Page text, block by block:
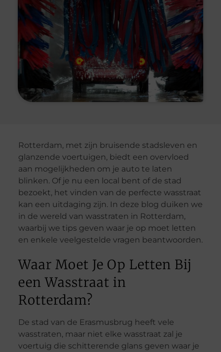
Rotterdam, met zijn bruisende stadsleven en
glanzende voertuigen, biedt een overvloed
aan mogelijkheden om je auto te laten
blinken. Of je nu een local bent of de stad
bezoekt, het vinden van de perfecte wasstraat
kan een uitdaging zijn. In deze blog duiken we
in de wereld van wasstraten in Rotterdam,
waarbij we tips geven waar je op moet letten
en enkele veelgestelde vragen beantwoorden.
Waar Moet Je Op Letten Bij
een Wasstraat in
Rotterdam?
De stad van de Erasmusbrug heeft vele
wasstraten, maar niet elke wasstraat zal je
voertuig die schitterende glans geven waar je